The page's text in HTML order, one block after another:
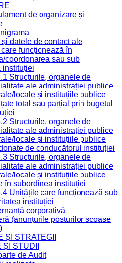
de organizare și
și datele de contact ale
funcționează în
coordonarea sau sub
instituției
Structurile, organele de
ale administrației publice
locale și instituțiile publice
total sau parțial prin bugetul
Structurile, organele de
ale administrației publice
locale și instituțiile publice
de conducătorul instituției
Structurile, organele de
ale administrației publice
locale și instituțiile publice
în subordinea instituției
Unitățile care funcționează sub
instituției
corporativă
(anunțurile posturilor scoase
ȘI STRATEGII
STUDII
de Audit